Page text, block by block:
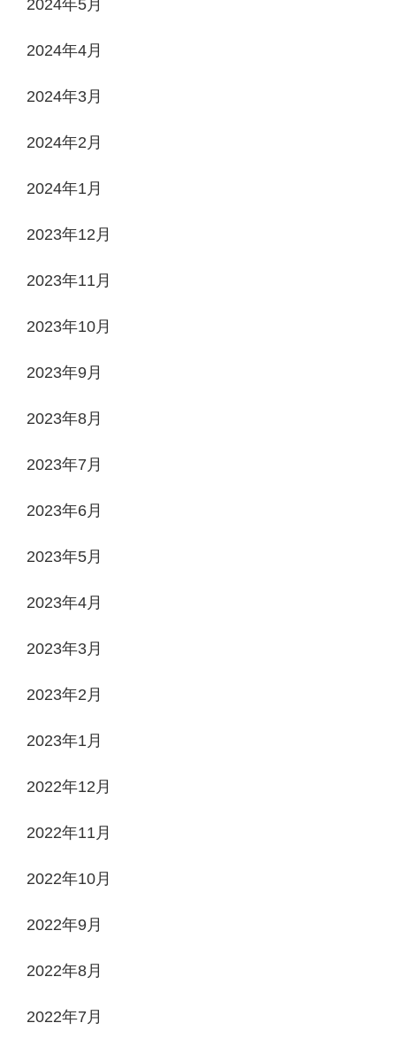
2024年5月
2024年4月
2024年3月
2024年2月
2024年1月
2023年12月
2023年11月
2023年10月
2023年9月
2023年8月
2023年7月
2023年6月
2023年5月
2023年4月
2023年3月
2023年2月
2023年1月
2022年12月
2022年11月
2022年10月
2022年9月
2022年8月
2022年7月